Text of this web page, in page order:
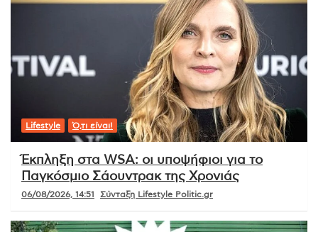
Lifestyle Ό,τι είναι!
Έκπληξη στα WSA: οι υποψήφιοι για το
Παγκόσμιο Σάουντρακ της Χρονιάς
06/08/2026, 14:51 Σύνταξη Lifestyle Politic.gr